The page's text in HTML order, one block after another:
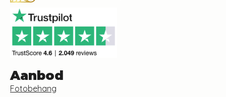
Aanbod
Fotobehang